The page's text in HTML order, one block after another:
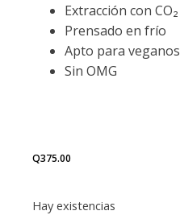
Extracción con CO₂
Prensado en frío
Apto para veganos
Sin OMG
Q375.00
Hay existencias